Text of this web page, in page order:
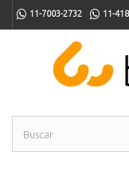
11-7003-2732 11-